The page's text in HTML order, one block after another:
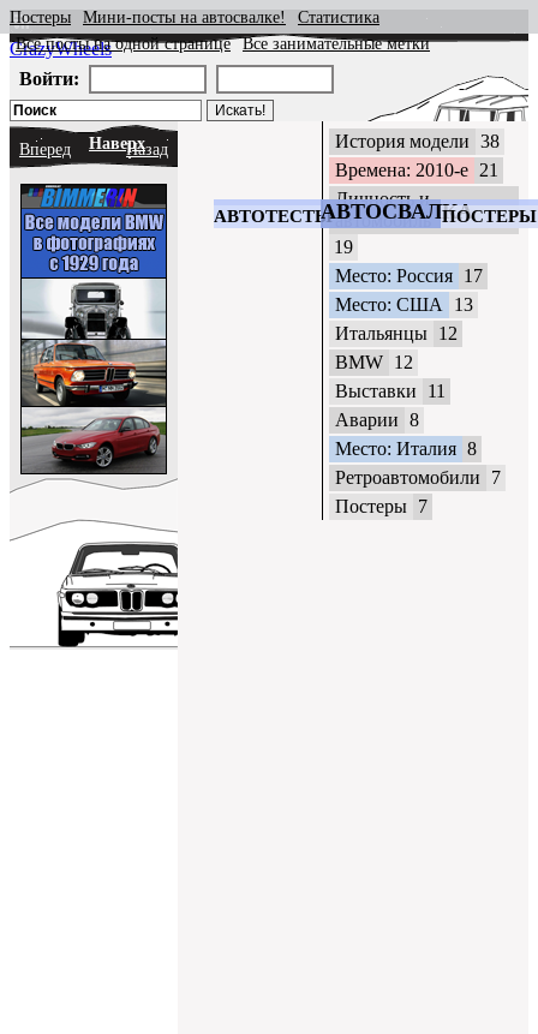
CrazyWheels
АВТОТЕСТЫАВТОСВАЛКАПОСТЕРЫ
Постеры Мини-посты на автосвалке!
Статистика
Все посты на одной странице
Все занимательные метки
Войти:
Вперед НаверхНазад История модели 38
Времена: 2010-е 21
Личность и
автомобиль
19
Место: Россия 17
Место: США
13
Итальянцы 12
BMW 12
Выставки
11
Аварии 8
Место: Италия 8
Ретроавтомобили
7
Постеры 7